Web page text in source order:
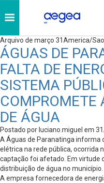
Arquivo de março 31America/
ÁGUAS DE
FALTA DE
SISTEMA
COMPROMETE
DE ÁGUA
Postado por luciano.miguel em
A Águas de Paranatinga informa
elétrica na rede pública, ocorrida
captação foi afetado. Em virtude
distribuição de água no município.
A empresa fornecedora de